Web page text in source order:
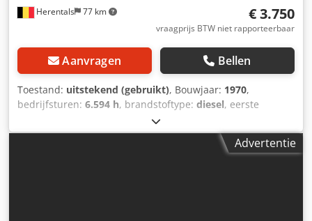
Herentals 77 km € 3.750
vraagprijs BTW niet rapporteerbaar
Aanvragen Bellen
Toestand: uitstekend (gebruikt), Bouwjaar: 1970,
bedrijfsturen: 6.594 h, brandstoftype: diesel, eerste
rood
PAPIEREN = Verdere informatie = Crsdpfxoymtgie Afnef
Toegestane totaalgewicht: 654.926 kg Technische staat:
Advertentie